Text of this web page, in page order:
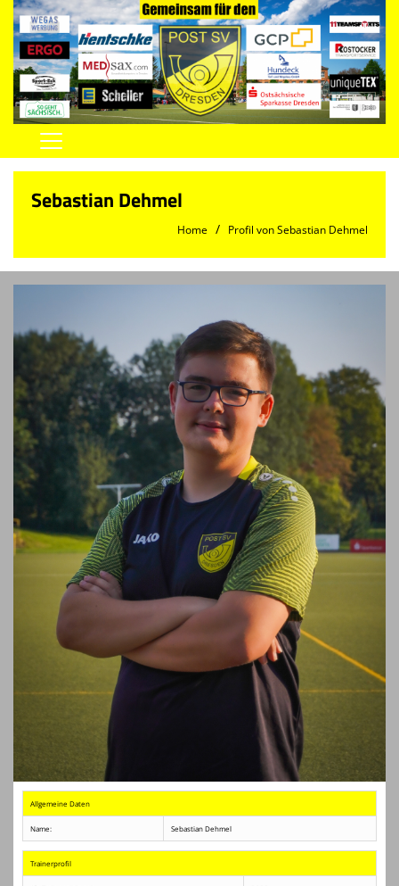
Home
Vereinsnews
Damen
Spielstätten
Trainingszeiten
Clubkollektionen
Kontaktformular
Probetraining
Sebastian Dehmel
Home Profil von Sebastian Dehmel
Allgemeine Daten
Name: Sebastian Dehmel
Trainerprofil